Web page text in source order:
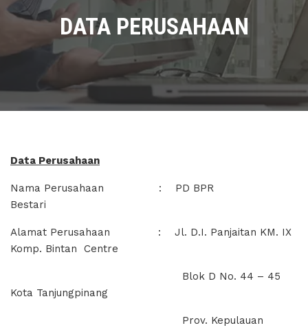
DATA PERUSAHAAN
Data Perusahaan
Nama Perusahaan : PD BPR
Bestari
Alamat Perusahaan : Jl. D.I. Panjaitan KM. IX
Komp. Bintan Centre
Blok D No. 44 – 45
Kota Tanjungpinang
Prov. Kepulauan